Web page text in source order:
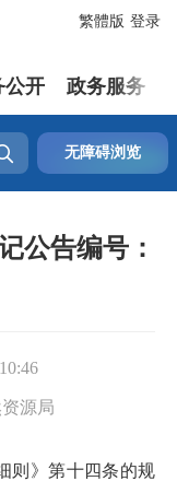
登录
繁體版
公开 政务服务
无障碍浏览
公告编号：
源局
则》第十四条的规